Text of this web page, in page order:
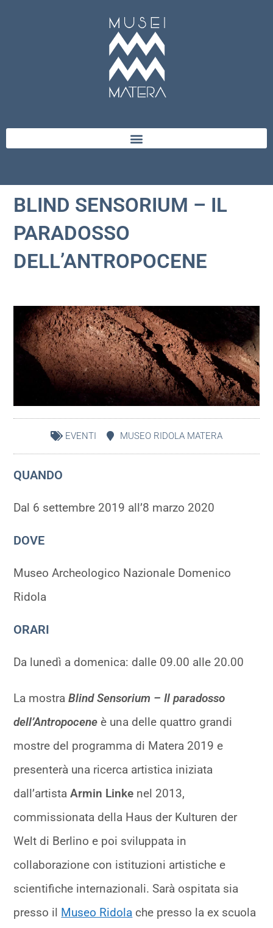
BLIND SENSORIUM – IL
PARADOSSO
DELL’ANTROPOCENE
EVENTI MUSEO RIDOLA MATERA
QUANDO
Dal 6 settembre 2019 all’8 marzo 2020
DOVE
Museo Archeologico Nazionale Domenico
Ridola
ORARI
Da lunedì a domenica: dalle 09.00 alle 20.00
La mostraBlind Sensorium – Il paradosso
dell’Antropocene è una delle quattro grandi
mostre del programma di Matera 2019 e
presenterà una ricerca artistica iniziata
dall’artistaArmin Linke nel 2013,
commissionata della Haus der Kulturen der
Welt di Berlino e poi sviluppata in
collaborazione con istituzioni artistiche e
scientifiche internazionali. Sarà ospitata sia
presso il Museo Ridola che presso la ex scuola